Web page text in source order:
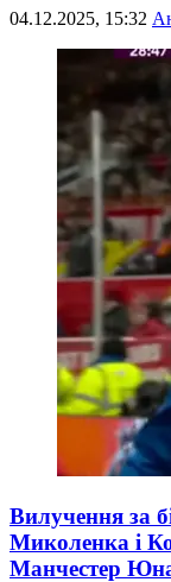
04.12.2025, 15:32
Вилучення за
Миколенка і Ко
Манчестер